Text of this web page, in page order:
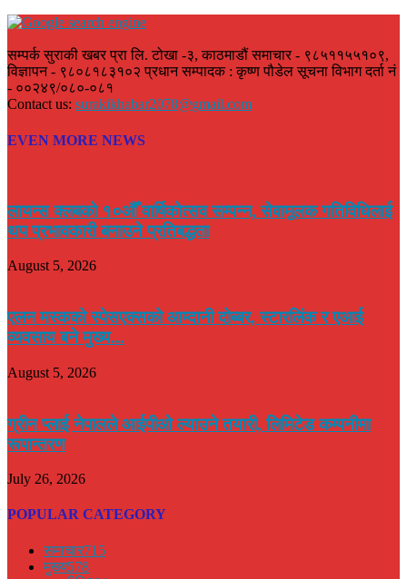
सम्पर्क सुराकी खबर प्रा लि. टोखा -३, काठमाडौं समाचार - ९८५११५५१०९,
विज्ञापन - ९८०८१८३१०२ प्रधान सम्पादक : कृष्ण पौडेल सूचना विभाग दर्ता नं
- ००२४९/०८०-०८१
Contact us: surakikhabar2078@gmail.com
EVEN MORE NEWS
लायन्स क्लबको १०औँ वार्षिकोत्सव सम्पन्न, सेवामूलक गतिविधिलाई
थप प्रभावकारी बनाउने प्रतिबद्धता
August 5, 2026
एलन मस्कको स्पेसएक्सको आम्दानी दोब्बर, स्टारलिंक र एआई
व्यवसाय बने मुख्य...
August 5, 2026
ग्रीन प्लाई नेपालले आईपीओ ल्याउने तयारी, लिमिटेड कम्पनीमा
रूपान्तरण
July 26, 2026
POPULAR CATEGORY
समाचार715
मुख्य578